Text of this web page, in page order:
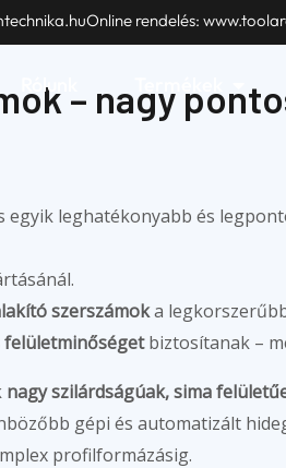
Online rendelés:
Rólunk
»Hidegalakító szerszámok
– nagy
egyik leghatékonyabb és
szerszámoka
biztosítanak –
nagy szilárdságúak, sima
gépi és automatizált
profilformázásig.